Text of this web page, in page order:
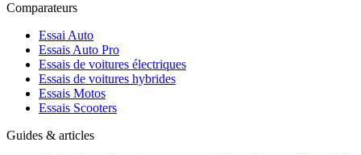
Comparateurs
Essai Auto
Essais Auto Pro
Essais de voitures électriques
Essais de voitures hybrides
Essais Motos
Essais Scooters
Guides & articles